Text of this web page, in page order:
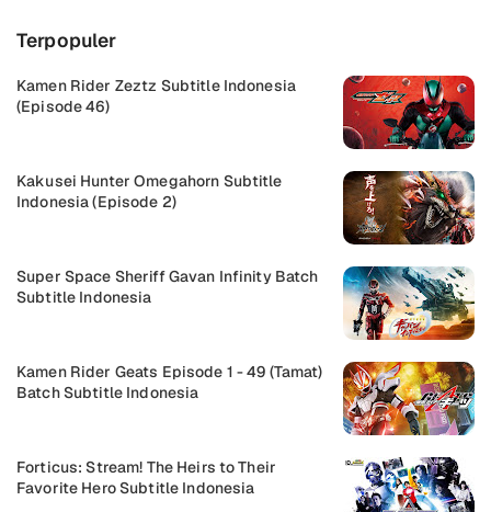
Terpopuler
Kamen Rider Zeztz Subtitle Indonesia
(Episode 46)
Kakusei Hunter Omegahorn Subtitle
Indonesia (Episode 2)
Super Space Sheriff Gavan Infinity Batch
Subtitle Indonesia
Kamen Rider Geats Episode 1 - 49 (Tamat)
Batch Subtitle Indonesia
Forticus: Stream! The Heirs to Their
Favorite Hero Subtitle Indonesia